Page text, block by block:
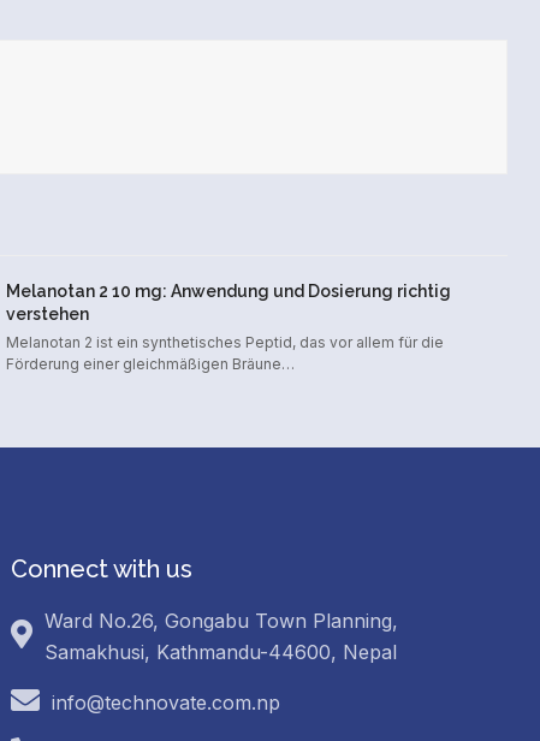
Melanotan 2 10 mg: Anwendung und Dosierung richtig
verstehen
Melanotan 2 ist ein synthetisches Peptid, das vor allem für die
Förderung einer gleichmäßigen Bräune…
Connect with us
Ward No.26, Gongabu Town Planning,
Samakhusi, Kathmandu-44600, Nepal
info@technovate.com.np